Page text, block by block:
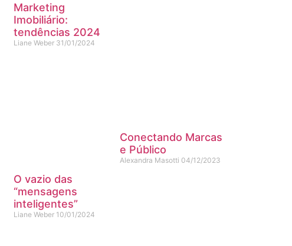
Marketing
Imobiliário:
tendências 2024
Liane Weber 31/01/2024
O vazio das
“mensagens
inteligentes”
Liane Weber 10/01/2024
Conectando Marcas
e Público
Alexandra Masotti 04/12/2023